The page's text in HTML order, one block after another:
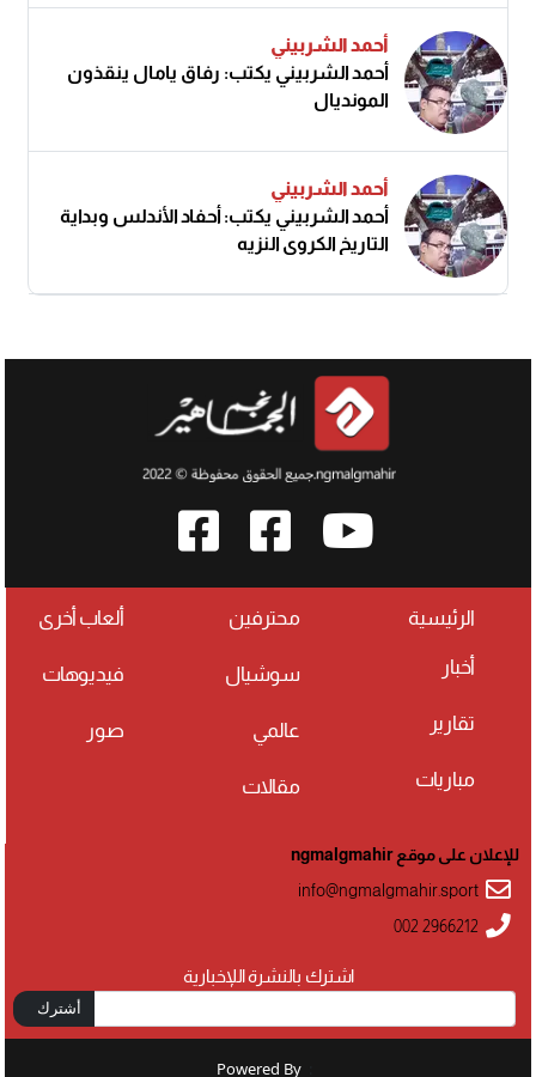
أحمد الشربيني
أحمد الشربيني يكتب: رفاق يامال ينقذون
المونديال
أحمد الشربيني
أحمد الشربيني يكتب: أحفاد الأندلس وبداية
التاريخ الكروي النزيه
الرئيسية
أخبار
تقارير
مباريات
محترفين
سوشيال
عالمي
مقالات
ألعاب أخرى
فيديوهات
صور
اشترك بالنشرة اللإخبارية
أشترك
للإعلان على موقع ngmalgmahir
info@ngmalgmahir.sport
002 2966212
Powered By